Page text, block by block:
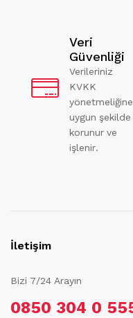
Veri
Güvenliği
Verileriniz
KVKK
yönetmeliğine
uygun şekilde
korunur ve
işlenir.
İletişim
Bizi 7/24 Arayın
0850 304 0